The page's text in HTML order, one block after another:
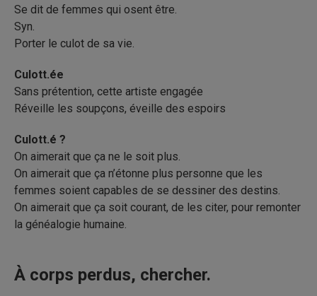
Se dit de femmes qui osent être.
Syn.
Porter le culot de sa vie.
Culott.ée
Sans prétention, cette artiste engagée
Réveille les soupçons, éveille des espoirs
Culott.é ?
On aimerait que ça ne le soit plus.
On aimerait que ça n’étonne plus personne que les
femmes soient capables de se dessiner des destins.
On aimerait que ça soit courant, de les citer, pour remonter
la généalogie humaine.
À corps perdus, chercher.